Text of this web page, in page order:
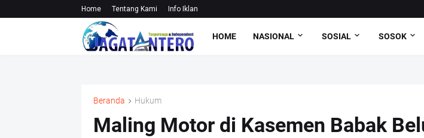
Home Tentang Kami Info Iklan
HOME NASIONAL SOSIAL SOSOK
Beranda Hukum
Maling Motor di Kasemen Babak